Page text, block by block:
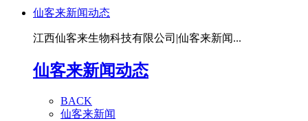
仙客来新闻动态
江西仙客来生物科技有限公司|仙客来新闻...
仙客来新闻动态
BACK
仙客来新闻